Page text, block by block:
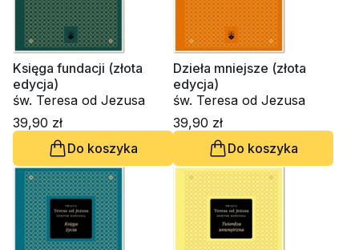
Księga fundacji (złota
edycja)
św. Teresa od Jezusa
39,90 zł
Do koszyka
Dzieła mniejsze (złota
edycja)
św. Teresa od Jezusa
39,90 zł
Do koszyka